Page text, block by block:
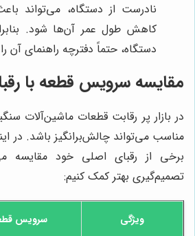
نادرست از دستگاه، می‌تواند
کاهش طول عمر آن‌ها شود.
دستگاه، حتماً دفترچه راهنمای آن
مقایسه سرویس قطعه با
در بازار پر رقابت قطعات ماشین‌آلات
مناسب می‌تواند چالش‌برانگیز باشد. در
برخی از رقبای اصلی خود مقایسه
تصمیم‌گیری بهتر کمک کنیم:
ویژگی سرویس